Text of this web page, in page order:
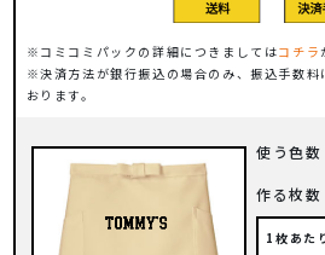
コミコミパックの詳細につきましてはコチラ
決済方法が銀行振込の場合のみ、振込手数
おります。
使う色数
作る枚数
1枚あた